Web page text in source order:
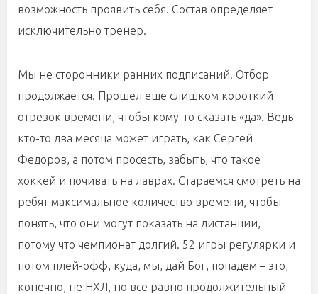
возможность проявить себя. Состав определяет
исключительно тренер.
Мы не сторонники ранних подписаний. Отбор
продолжается. Прошел еще слишком короткий
отрезок времени, чтобы кому-то сказать «да». Ведь
кто-то два месяца может играть, как Сергей
Федоров, а потом просесть, забыть, что такое
хоккей и почивать на лаврах. Стараемся смотреть на
ребят максимальное количество времени, чтобы
понять, что они могут показать на дистанции,
потому что чемпионат долгий. 52 игры регулярки и
потом плей-офф, куда, мы, дай Бог, попадем – это,
конечно, не НХЛ, но все равно продолжительный